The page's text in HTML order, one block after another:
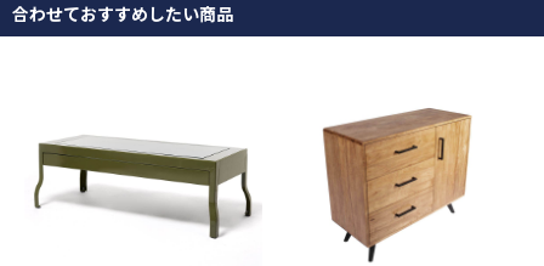
合わせておすすめしたい商品